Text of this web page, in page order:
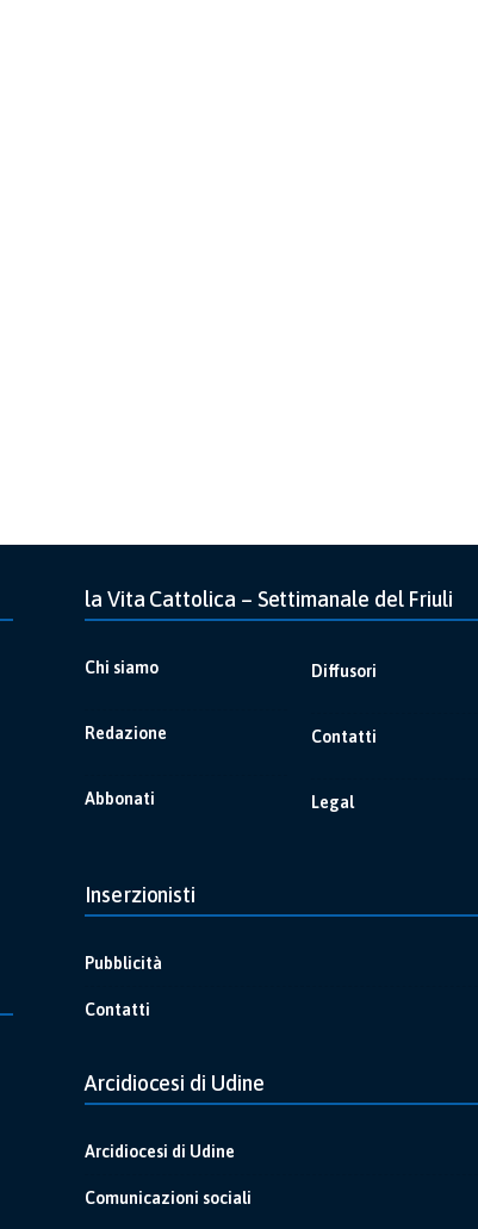
la Vita Cattolica – Settimanale del Friuli
Chi siamo
Redazione
Abbonati
Diffusori
Contatti
Legal
Inserzionisti
Pubblicità
Contatti
Arcidiocesi di Udine
Arcidiocesi di Udine
Comunicazioni sociali